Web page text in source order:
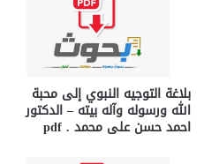
بلاغة التوجيه النبوي إلى محبة
الله ورسوله وآله بيته – الدكتور
احمد حسن على محمد . pdf